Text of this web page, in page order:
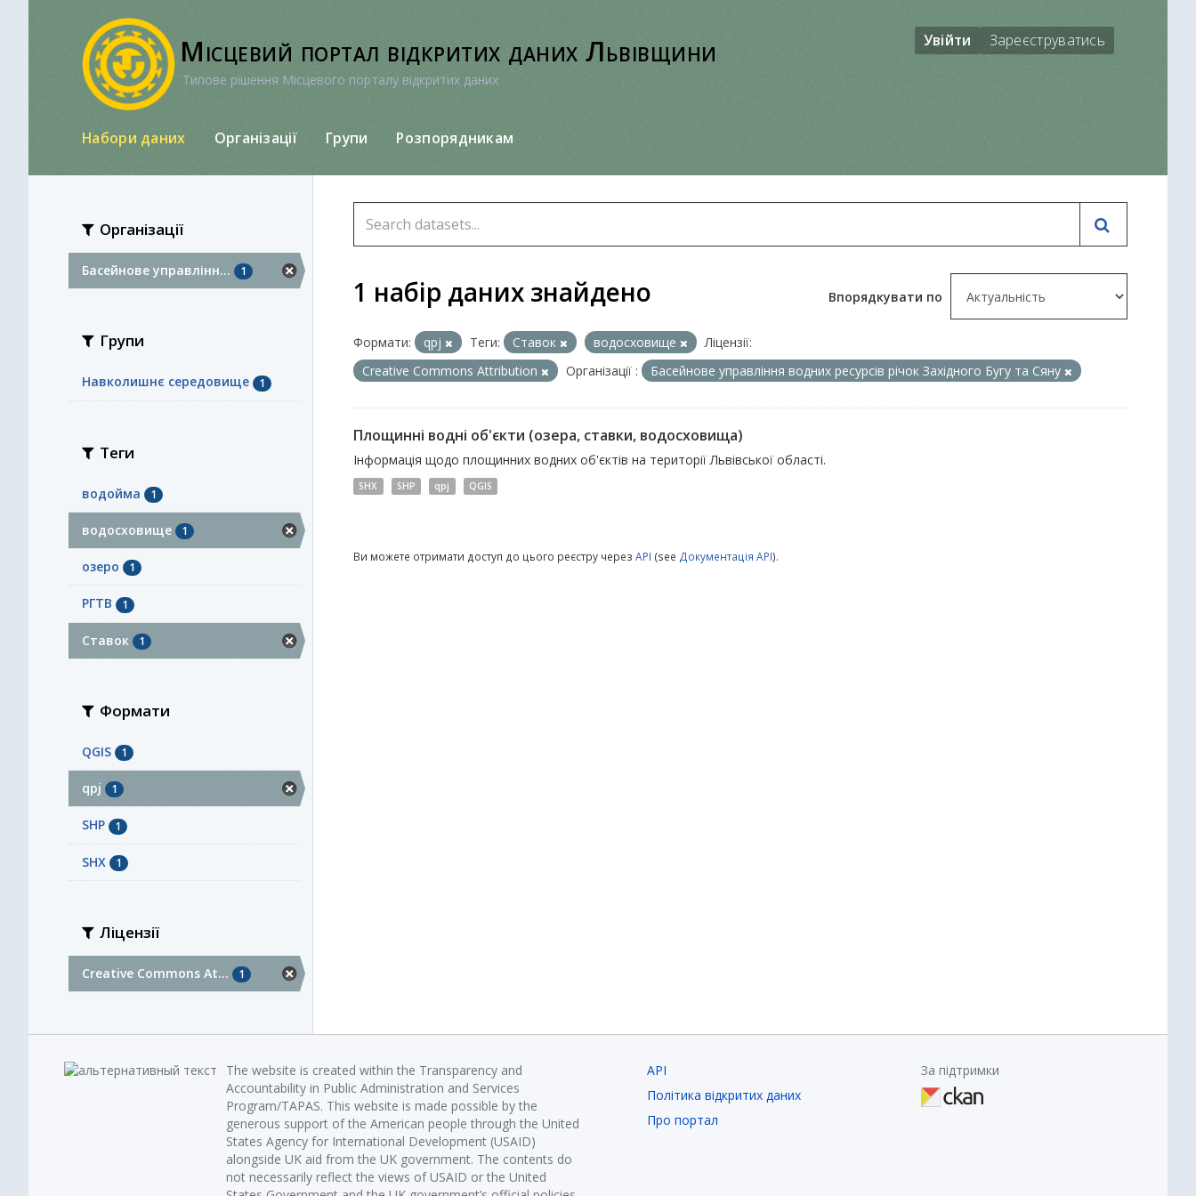
Місцевий портал відкритих даних Львівщини
Типове рішення Місцевого порталу відкритих даних
Увійти Зареєструватись
Набори даних Організації Групи Розпорядникам
Організації
Басейнове управлінн... 1
Групи
Навколишнє середовище 1
Теги
водойма 1
водосховище 1
озеро 1
РГТВ 1
Ставок 1
Формати
QGIS 1
qpj 1
SHP 1
SHX 1
Ліцензії
Creative Commons At... 1
Впорядкувати по
1 набір даних знайдено
Формати: qpj Теги: Ставок водосховище
Ліцензії:
Creative Commons Attribution
Організації : Басейнове управління водних ресурсів річок Західного Бугу та Сяну
Площинні водні об'єкти (озера, ставки, водосховища)
Інформація щодо площинних водних об'єктів на території Львівської області.
SHX SHP qpj QGIS
Ви можете отримати доступ до цього реєстру через API (see Документація API).
The website is created within the Transparency and
Accountability in Public Administration and Services
Program/TAPAS. This website is made possible by the
generous support of the American people through the United
States Agency for International Development (USAID)
alongside UK aid from the UK government. The contents do
not necessarily reflect the views of USAID or the United
API
Політика відкритих даних
Про портал
За підтримки